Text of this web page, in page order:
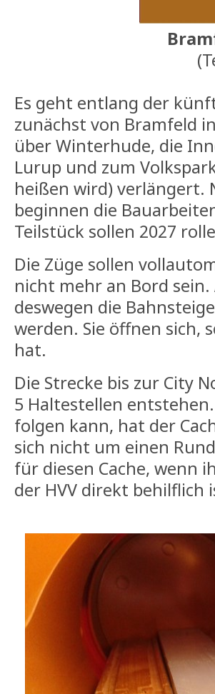
Es geht entlang der
zunächst von Bramfeld
über Winterhude, die
Lurup und zum
heißen wird) verlängert.
beginnen die
Teilstück sollen 2027
Die Züge sollen
nicht mehr an Bord
deswegen die
werden. Sie öffnen sich,
hat.
Die Strecke bis zur City
5 Haltestellen
folgen kann, hat der
sich nicht um einen
für diesen Cache, wenn
der HVV direkt behilflich